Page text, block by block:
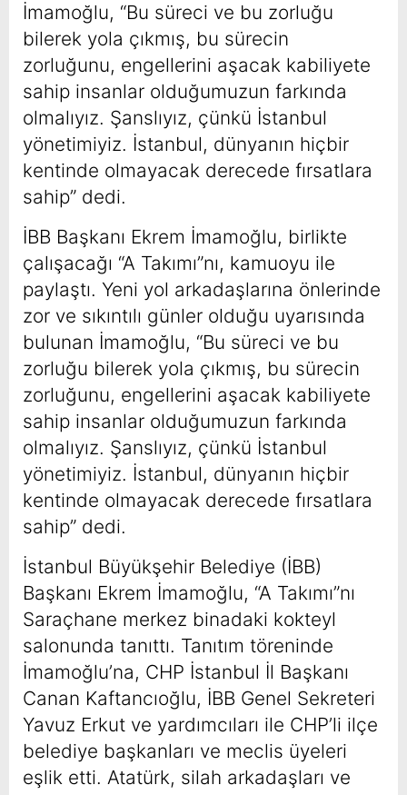
İmamoğlu, “Bu süreci ve bu zorluğu
bilerek yola çıkmış, bu sürecin
zorluğunu, engellerini aşacak kabiliyete
sahip insanlar olduğumuzun farkında
olmalıyız. Şanslıyız, çünkü İstanbul
yönetimiyiz. İstanbul, dünyanın hiçbir
kentinde olmayacak derecede fırsatlara
sahip” dedi.
İBB Başkanı Ekrem İmamoğlu, birlikte
çalışacağı “A Takımı”nı, kamuoyu ile
paylaştı. Yeni yol arkadaşlarına önlerinde
zor ve sıkıntılı günler olduğu uyarısında
bulunan İmamoğlu, “Bu süreci ve bu
zorluğu bilerek yola çıkmış, bu sürecin
zorluğunu, engellerini aşacak kabiliyete
sahip insanlar olduğumuzun farkında
olmalıyız. Şanslıyız, çünkü İstanbul
yönetimiyiz. İstanbul, dünyanın hiçbir
kentinde olmayacak derecede fırsatlara
sahip” dedi.
İstanbul Büyükşehir Belediye (İBB)
Başkanı Ekrem İmamoğlu, “A Takımı”nı
Saraçhane merkez binadaki kokteyl
salonunda tanıttı. Tanıtım töreninde
İmamoğlu’na, CHP İstanbul İl Başkanı
Canan Kaftancıoğlu, İBB Genel Sekreteri
Yavuz Erkut ve yardımcıları ile CHP’li ilçe
belediye başkanları ve meclis üyeleri
eşlik etti. Atatürk, silah arkadaşları ve